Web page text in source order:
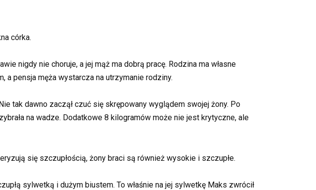
córka.
nigdy nie choruje, a jej mąż ma dobrą pracę. Rodzina ma własne
a pensja męża wystarcza na utrzymanie rodziny.
tak dawno zaczął czuć się skrępowany wyglądem swojej żony. Po
na wadze. Dodatkowe 8 kilogramów może nie jest krytyczne, ale
się szczupłością, żony braci są również wysokie i szczupłe.
sylwetką i dużym biustem. To właśnie na jej sylwetkę Maks zwrócił